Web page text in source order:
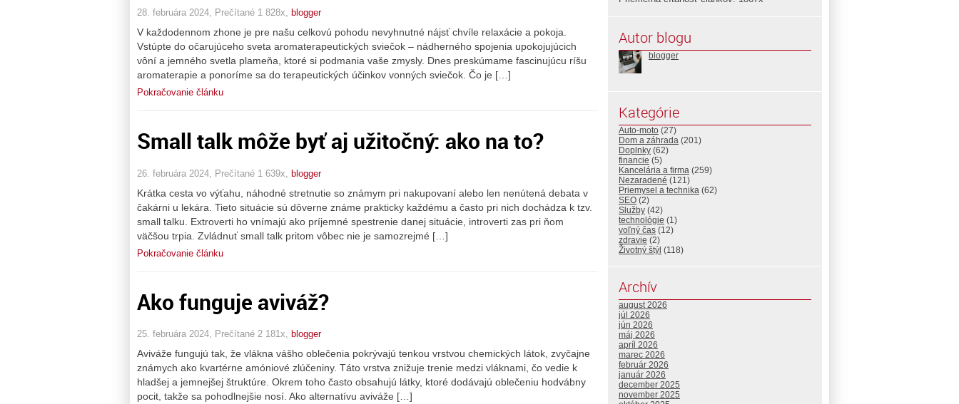
28. februára 2024, Prečítané 1 828x, blogger
V každodennom zhone je pre našu celkovú pohodu nevyhnutné nájsť chvíle relaxácie a pokoja.
Vstúpte do očarujúceho sveta aromaterapeutických sviečok – nádherného spojenia upokojujúcich
vôní a jemného svetla plameňa, ktoré si podmania vaše zmysly. Dnes preskúmame fascinujúcu ríšu
aromaterapie a ponoríme sa do terapeutických účinkov vonných sviečok. Čo je […]
Pokračovanie článku
Small talk môže byť aj užitočný: ako na to?
26. februára 2024, Prečítané 1 639x, blogger
Krátka cesta vo výťahu, náhodné stretnutie so známym pri nakupovaní alebo len nenútená debata v
čakárni u lekára. Tieto situácie sú dôverne známe prakticky každému a často pri nich dochádza k tzv.
small talku. Extroverti ho vnímajú ako príjemné spestrenie danej situácie, introverti zas pri ňom
väčšou trpia. Zvládnuť small talk pritom vôbec nie je samozrejmé […]
Pokračovanie článku
Ako funguje aviváž?
25. februára 2024, Prečítané 2 181x, blogger
Aviváže fungujú tak, že vlákna vášho oblečenia pokrývajú tenkou vrstvou chemických látok, zvyčajne
známych ako kvartérne amóniové zlúčeniny. Táto vrstva znižuje trenie medzi vláknami, čo vedie k
hladšej a jemnejšej štruktúre. Okrem toho často obsahujú látky, ktoré dodávajú oblečeniu hodvábny
pocit, takže sa pohodlnejšie nosí. Ako alternatívu aviváže […]
Autor blogu
blogger
Kategórie
Auto-moto (27)
Dom a záhrada (201)
Doplnky (62)
financie (5)
Kancelária a firma (259)
Nezaradené (121)
Priemysel a technika (62)
SEO (2)
Služby (42)
technológie (1)
voľný čas (12)
zdravie (2)
Životný štýl (118)
Archív
august 2026
júl 2026
jún 2026
máj 2026
apríl 2026
marec 2026
február 2026
január 2026
december 2025
november 2025